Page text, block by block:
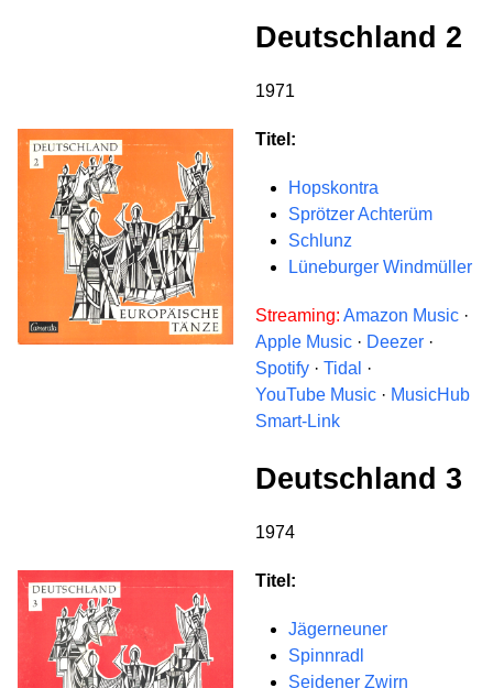
Deutschland 2
1971
Titel:
Hopskontra
Sprötzer Achterüm
Schlunz
Lüneburger Windmüller
Streaming: Amazon Music ·
Apple Music · Deezer ·
Spotify · Tidal ·
YouTube Music · MusicHub
Smart-Link
Deutschland 3
1974
Titel:
Jägerneuner
Spinnradl
Seidener Zwirn